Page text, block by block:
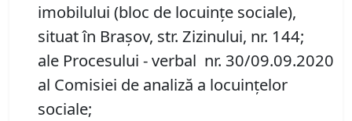
imobilului (bloc de locuinţe sociale),
situat în Brașov, str. Zizinului, nr. 144;
ale Procesului - verbal nr. 30/09.09.2020
al Comisiei de analiză a locuințelor
sociale;